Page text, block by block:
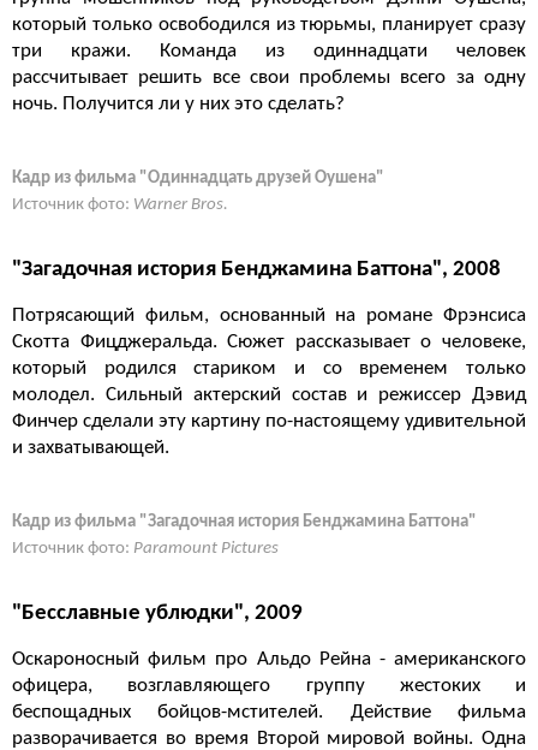
который только освободился из тюрьмы, планирует сразу
три кражи. Команда из одиннадцати человек
рассчитывает решить все свои проблемы всего за одну
ночь. Получится ли у них это сделать?
Кадр из фильма "Одиннадцать друзей Оушена"
Источник фото: Warner Bros.
"Загадочная история Бенджамина Баттона", 2008
Потрясающий фильм, основанный на романе Фрэнсиса
Скотта Фицджеральда. Сюжет рассказывает о человеке,
который родился стариком и со временем только
молодел. Сильный актерский состав и режиссер Дэвид
Финчер сделали эту картину по-настоящему удивительной
и захватывающей.
Кадр из фильма "Загадочная история Бенджамина Баттона"
Источник фото: Paramount Pictures
"Бесславные ублюдки", 2009
Оскароносный фильм про Альдо Рейна - американского
офицера, возглавляющего группу жестоких и
беспощадных бойцов-мстителей. Действие фильма
разворачивается во время Второй мировой войны. Одна